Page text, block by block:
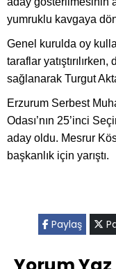
yumruklu kavgaya
Genel kurulda oy
taraflar
sağlanarak Turgut
Erzurum Serbest
Odası’nın 25’inci
aday oldu. Mesrur
başkanlık için yarıştı.
Paylaş